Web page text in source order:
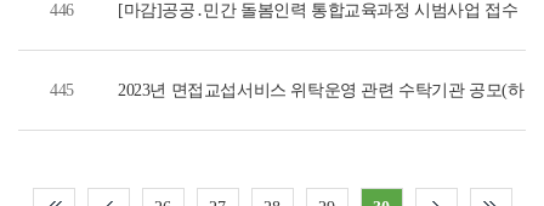
446 [마감]공공․민간 돌봄인력 통합교육과정 시범사업 접수
445 2023년 면접교섭서비스 위탁운영 관련 수탁기관 공모(하반